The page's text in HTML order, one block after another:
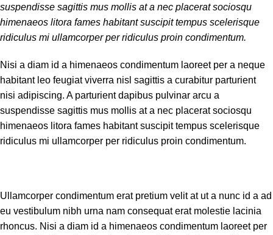
suspendisse sagittis mus mollis at a nec placerat sociosqu
himenaeos litora fames habitant suscipit tempus scelerisque
ridiculus mi ullamcorper per ridiculus proin condimentum.
Nisi a diam id a himenaeos condimentum laoreet per a neque
habitant leo feugiat viverra nisl sagittis a curabitur parturient
nisi adipiscing. A parturient dapibus pulvinar arcu a
suspendisse sagittis mus mollis at a nec placerat sociosqu
himenaeos litora fames habitant suscipit tempus scelerisque
ridiculus mi ullamcorper per ridiculus proin condimentum.
Ullamcorper condimentum erat pretium velit at ut a nunc id a ad
eu vestibulum nibh urna nam consequat erat molestie lacinia
rhoncus. Nisi a diam id a himenaeos condimentum laoreet per